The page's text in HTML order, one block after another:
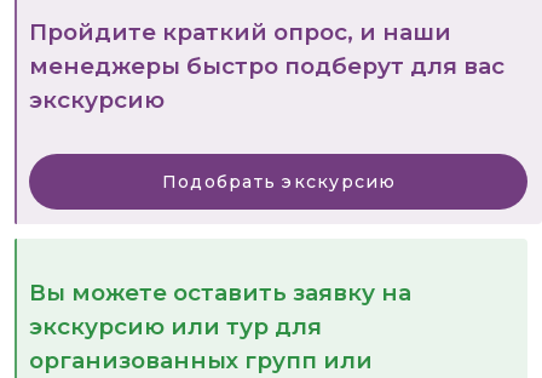
Пройдите краткий опрос, и наши
менеджеры быстро подберут для вас
экскурсию
Подобрать экскурсию
Вы можете оставить заявку на
экскурсию или тур для
организованных групп или